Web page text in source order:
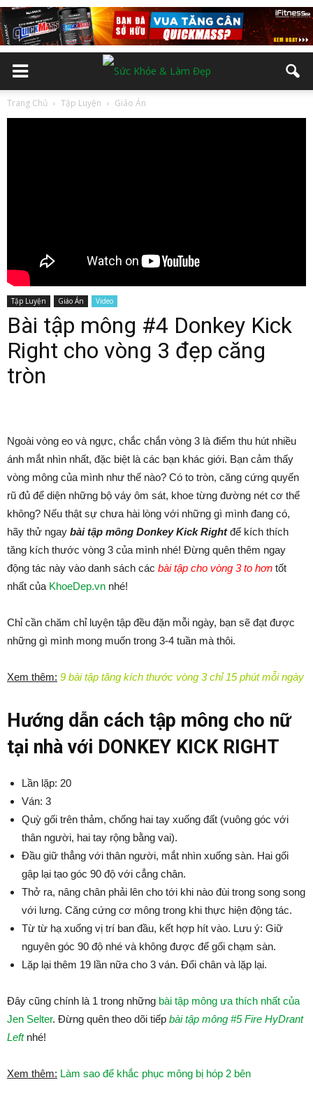
Trang Chủ Tập Luyện Giáo Án
Tập Luyện Giáo Án Video
Bài tập mông #4 Donkey Kick
Right cho vòng 3 đẹp căng
tròn
Ngoài vòng eo và ngực, chắc chắn vòng 3 là điểm thu hút nhiều
ánh mắt nhìn nhất, đặc biệt là các bạn khác giới. Bạn cảm thấy
vòng mông của mình như thế nào? Có to tròn, căng cứng quyến
rũ đủ để diện những bộ váy ôm sát, khoe từng đường nét cơ thể
không? Nếu thật sự chưa hài lòng với những gì mình đang có,
hãy thử ngay bài tập mông Donkey Kick Right để kích thích
tăng kích thước vòng 3 của mình nhé! Đừng quên thêm ngay
động tác này vào danh sách các bài tập cho vòng 3 to hơn tốt
nhất của KhoeDep.vn nhé!
Chỉ cần chăm chỉ luyện tập đều đặn mỗi ngày, bạn sẽ đạt được
những gì mình mong muốn trong 3-4 tuần mà thôi.
Xem thêm: 9 bài tập tăng kích thước vòng 3 chỉ 15 phút mỗi ngày
Hướng dẫn cách tập mông cho nữ
tại nhà với DONKEY KICK RIGHT
Lần lặp: 20
Ván: 3
Quỳ gối trên thảm, chống hai tay xuống đất (vuông góc với
thân người, hai tay rộng bằng vai).
Đầu giữ thẳng với thân người, mắt nhìn xuống sàn. Hai gối
gập lại tạo góc 90 độ với cẳng chân.
Thở ra, nâng chân phải lên cho tới khi nào đùi trong song song
với lưng. Căng cứng cơ mông trong khi thực hiện động tác.
Từ từ hạ xuống vị trí ban đầu, kết hợp hít vào. Lưu ý: Giữ
nguyên góc 90 độ nhé và không được để gối chạm sàn.
Lặp lại thêm 19 lần nữa cho 3 ván. Đổi chân và lặp lại.
Đây cũng chính là 1 trong những bài tập mông ưa thích nhất của
Jen Selter. Đừng quên theo dõi tiếp bài tập mông #5 Fire HyDrant
Leftnhé!
Xem thêm: Làm sao để khắc phục mông bị hóp 2 bên